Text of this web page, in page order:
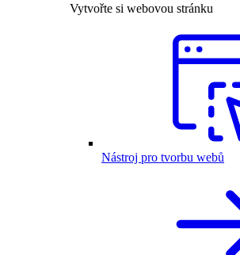
Vytvořte si webovou stránku
Nástroj pro tvorbu webů